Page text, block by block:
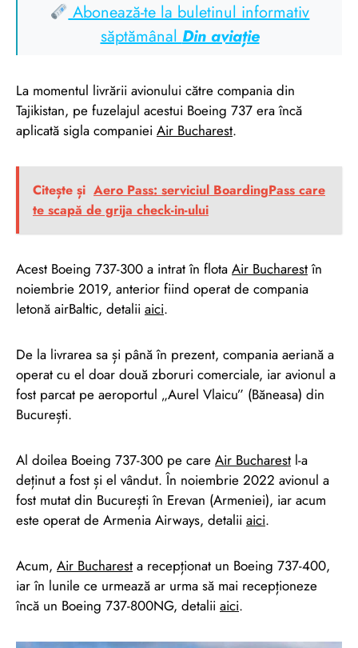
Abonează-te la buletinul informativ
săptămânalDin aviație
La momentul livrării avionului către compania din
Tajikistan, pe fuzelajul acestui Boeing 737 era încă
aplicată sigla companiei Air Bucharest.
Citește și Aero Pass: serviciul BoardingPass care
te scapă de grija check-in-ului
Acest Boeing 737-300 a intrat în flota Air Bucharestîn
noiembrie 2019, anterior fiind operat de compania
letonă airBaltic, detalii aici.
De la livrarea sa și până în prezent, compania aeriană a
operat cu el doar două zboruri comerciale, iar avionul a
fost parcat pe aeroportul „Aurel Vlaicu” (Băneasa) din
București.
Al doilea Boeing 737-300 pe care Air Bucharest l-a
deținut a fost și el vândut. În noiembrie 2022 avionul a
fost mutat din București în Erevan (Armeniei), iar acum
este operat de Armenia Airways, detalii aici.
Acum, Air Bucharest a recepționat un Boeing 737-400,
iar în lunile ce urmează ar urma să mai recepționeze
încă un Boeing 737-800NG, detalii aici.